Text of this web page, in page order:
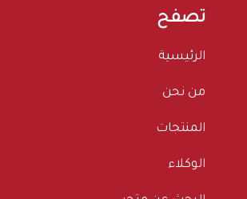
تصفح
الرئيسية
من نحن
المنتجات
الوكلاء